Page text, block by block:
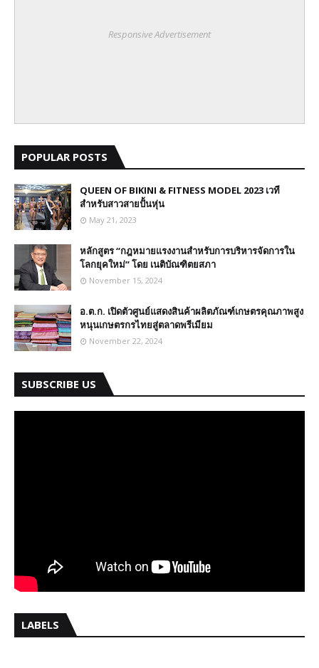
Responsive Advertisement
POPULAR POSTS
QUEEN OF BIKINI & FITNESS MODEL 2023 เวที
สำหรับสาวสายปั้นหุ่น
May 21, 2023
หลักสูตร “กฎหมายแรงงานสำหรับการบริหารจัดการใน
โลกยุคใหม่” โดย เนติบัณฑิตยสภา
November 15, 2024
อ.ต.ก. เปิดตัวศูนย์แสดงสินค้าผลิตภัณฑ์เกษตรคุณภาพสูง
หนุนเกษตรกรไทยสู่ตลาดพรีเมียม
November 22, 2024
SUBSCRIBE US
LABELS